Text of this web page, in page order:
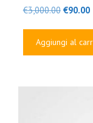
€3,000.00 Il
era:
€90.00Il
Aggiungi al